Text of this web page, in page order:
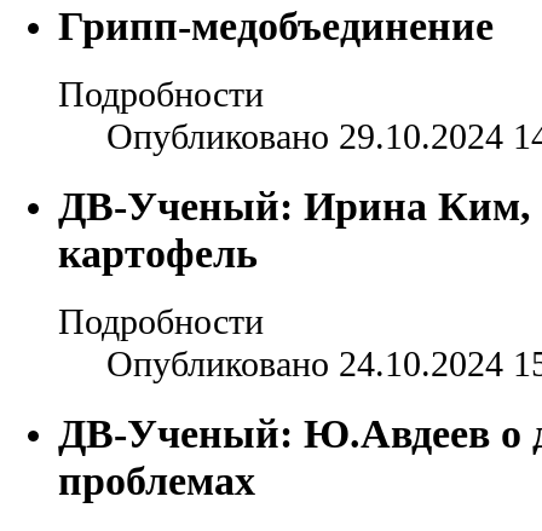
Грипп-медобъединение
Подробности
Опубликовано 29.10.2024
ДВ-Ученый: Ирина Ким,
картофель
Подробности
Опубликовано 24.10.2024
ДВ-Ученый: Ю.Авдеев о
проблемах